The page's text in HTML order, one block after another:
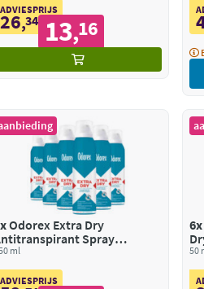
ADVIESPRIJS
26,34 13,16
Odorex Extra Dry
Spray
ml
ADVIESPRIJS
6x
50